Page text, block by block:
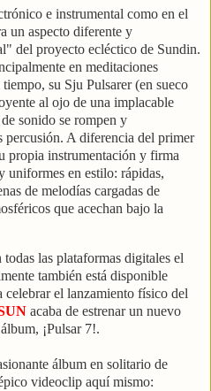
e instrumental como en el
un aspecto diferente y
del proyecto ecléctico de Sundin.
en meditaciones
su Sju Pulsarer (en sueco
al ojo de una implacable
sonido se rompen y
percusión. A diferencia del primer
propia instrumentación y firma
uniformes en estilo: rápidas,
de melodías cargadas de
que acechan bajo la
las plataformas digitales el
también está disponible
el lanzamiento físico del
acaba de estrenar un nuevo
¡Pulsar 7!.
álbum en solitario de
videoclip aquí mismo: